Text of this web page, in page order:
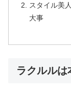
スタイル美
大事
ラクルルは